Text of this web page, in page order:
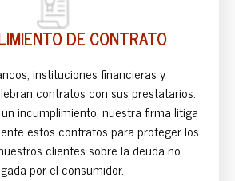
DE CONTRATO
instituciones financieras y
contratos con sus prestatarios.
incumplimiento, nuestra firma litiga
estos contratos para proteger los
clientes sobre la deuda no
por el consumidor.